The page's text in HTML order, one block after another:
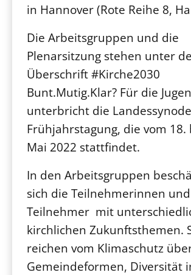
in Hannover (Rote Reihe 8,
Die Arbeitsgruppen und die
Plenarsitzung stehen unter
Überschrift #Kirche2030
Bunt.Mutig.Klar? Für die
unterbricht die
Frühjahrstagung, die vom 18.
Mai 2022 stattfindet.
In den Arbeitsgruppen
sich die Teilnehmerinnen und
Teilnehmer mit
kirchlichen Zukunftsthemen.
reichen vom Klimaschutz
Gemeindeformen, Diversität